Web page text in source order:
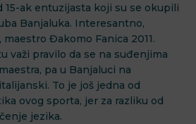
15-ak entuzijasta koji su se okupili
Banjaluka. Interesantno,
Đakomo Fanica 2011.
važi pravilo da se na suđenjima
pa u Banjaluci na
To je još jedna od
ovog sporta, jer za razliku od
jezika.